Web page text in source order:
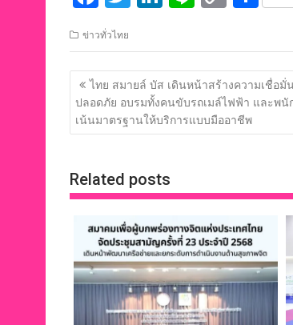
ac
e
b
o
o
itt
er
k
e
dI
n
e p
y
Li
n
ar
e
ข่าวทั่วไทย
แนะแนว
เรื่อง
ไทย สมายล์ บัส เดินหน้าสร้างความเชื่อมั่
ปลอดภัย อบรมทั้งคนขับรถเมล์ไฟฟ้า และพนั
เน้นมาตรฐานให้บริการแบบมืออาชีพ
Related posts